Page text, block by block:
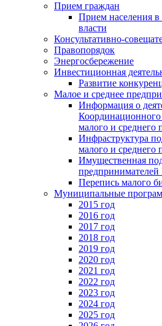
Прием граждан
Прием населения в
власти
Консультативно-
Правопорядок
Энергосбережение
Инвестиционная
Развитие
Малое и среднее
Информация о
малого и среднего
Инфраструктура
малого и среднего
Имущественная
предпринимателей
Перепись малого
Муниципальные
2015 год
2016 год
2017 год
2018 год
2019 год
2020 год
2021 год
2022 год
2023 год
2024 год
2025 год